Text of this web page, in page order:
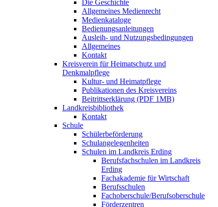
Die Geschichte
Allgemeines Medienrecht
Medienkataloge
Bedienungsanleitungen
Ausleih- und Nutzungsbedingungen
Allgemeines
Kontakt
Kreisverein für Heimatschutz und
Denkmalpflege
Kultur- und Heimatpflege
Publikationen des Kreisvereins
Beitrittserklärung (PDF 1MB)
Landkreisbibliothek
Kontakt
Schule
Schülerbeförderung
Schulangelegenheiten
Schulen im Landkreis Erding
Berufsfachschulen im Landkreis
Erding
Fachakademie für Wirtschaft
Berufsschulen
Fachoberschule/Berufsoberschule
Förderzentren